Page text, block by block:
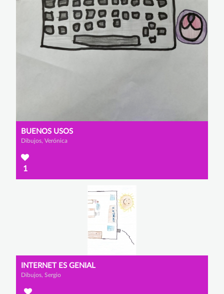
BUENOS USOS
Dibujos, Verónica
1
INTERNET ES GENIAL
Dibujos, Sergio